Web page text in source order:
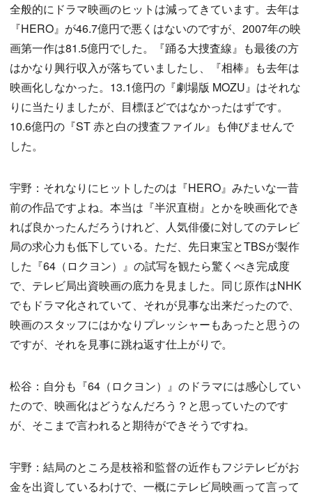
全般的にドラマ映画のヒットは減ってきています。去年は
『HERO』が46.7億円で悪くはないのですが、2007年の映
画第一作は81.5億円でした。『踊る大捜査線』も最後の方
はかなり興行収入が落ちていましたし、『相棒』も去年は
映画化しなかった。13.1億円の『劇場版 MOZU』はそれな
りに当たりましたが、目標ほどではなかったはずです。
10.6億円の『ST 赤と白の捜査ファイル』も伸びませんで
した。
宇野：それなりにヒットしたのは『HERO』みたいな一昔
前の作品ですよね。本当は『半沢直樹』とかを映画化でき
れば良かったんだろうけれど、人気俳優に対してのテレビ
局の求心力も低下している。ただ、先日東宝とTBSが製作
した『64（ロクヨン）』の試写を観たら驚くべき完成度
で、テレビ局出資映画の底力を見ました。同じ原作はNHK
でもドラマ化されていて、それが見事な出来だったので、
映画のスタッフにはかなりプレッシャーもあったと思うの
ですが、それを見事に跳ね返す仕上がりで。
松谷：自分も『64（ロクヨン）』のドラマには感心してい
たので、映画化はどうなんだろう？と思っていたのです
が、そこまで言われると期待ができそうですね。
宇野：結局のところ是枝裕和監督の近作もフジテレビがお
金を出資しているわけで、一概にテレビ局映画って言って